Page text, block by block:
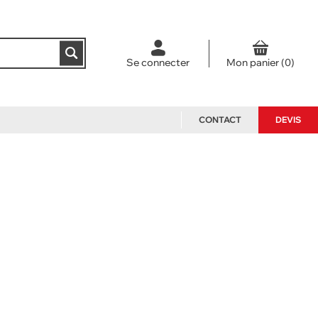
Se connecter
CONTACT DEVIS